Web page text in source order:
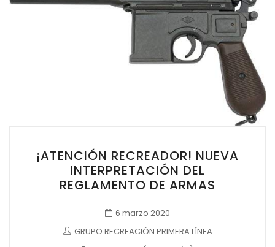
¡ATENCIÓN RECREADOR! NUEVA
INTERPRETACIÓN DEL
REGLAMENTO DE ARMAS
6 marzo 2020
GRUPO RECREACIÓN PRIMERA LÍNEA